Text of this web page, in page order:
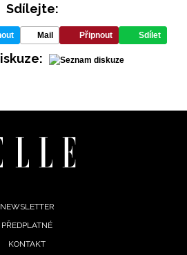
Sdílejte:
Mail Připnout Sdílet
NEWSLETTER
PŘEDPLATNÉ
KONTAKT